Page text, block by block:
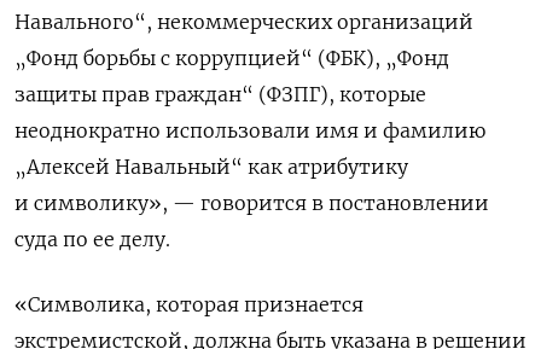
Навального“, некоммерческих организаций
„Фонд борьбы с коррупцией“ (ФБК), „Фонд
защиты прав граждан“ (ФЗПГ), которые
неоднократно использовали имя и фамилию
„Алексей Навальный“ как атрибутику
и символику», — говорится в постановлении
суда по ее делу.
«Символика, которая признается
экстремистской, должна быть указана в решении